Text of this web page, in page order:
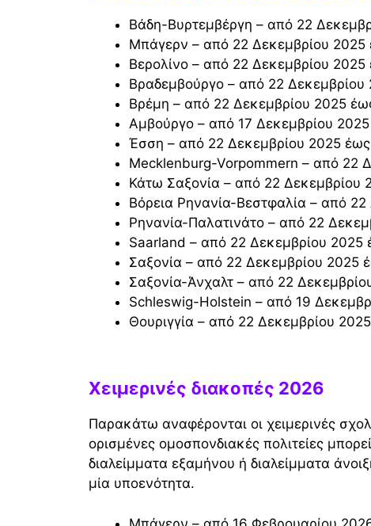
Βάδη-Βυρτεμβέργη – από 22
Μπάγερν – από 22 Δεκεμβρίου
Βερολίνο – από 22 Δεκεμβρίου
Βραδεμβούργο – από 22
Βρέμη – από 22 Δεκεμβρίου 2025
Αμβούργο – από 17 Δεκεμβρίου
Έσση – από 22 Δεκεμβρίου 2025
Mecklenburg-Vorpommern – από 22
Κάτω Σαξονία – από 22 Δεκεμβρίου
Βόρεια Ρηνανία-Βεστφαλία – από
Ρηνανία-Παλατινάτο – από 22
Saarland – από 22 Δεκεμβρίου 2025
Σαξονία – από 22 Δεκεμβρίου 2025
Σαξονία-Άνχαλτ – από 22
Schleswig-Holstein – από 19
Θουριγγία – από 22 Δεκεμβρίου
Χειμερινές διακοπές 2026
Παρακάτω αναφέρονται οι χειμερινές
ορισμένες ομοσπονδιακές πολιτείες
διαλείμματα εξαμήνου ή διαλείμματα
μία υποενότητα.